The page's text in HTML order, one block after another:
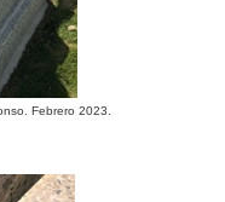
Febrero 2023.